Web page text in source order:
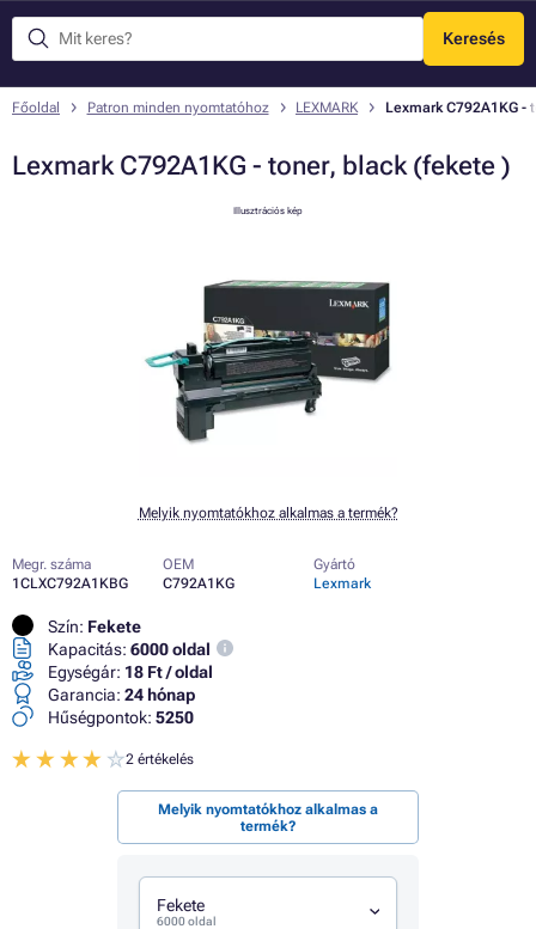
Keresés
Menü
Főoldal Patron minden nyomtatóhoz LEXMARK Lexmark C792A1KG -
Lexmark C792A1KG - toner, black (fekete )
Illusztrációs kép
Melyik nyomtatókhoz alkalmas a termék?
Megr. száma
1CLXC792A1KBG
OEM
C792A1KG
Gyártó
Lexmark
Szín: Fekete
Kapacitás: 6000 oldal
Egységár: 18 Ft / oldal
Garancia: 24 hónap
Hűségpontok: 5250
2 értékelés
Melyik nyomtatókhoz alkalmas a
termék?
Fekete
6000 oldal